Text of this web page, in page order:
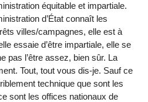
équitable et impartiale.
d’État connaît les
villes/campagnes, elle est à
essaie d’être impartiale, elle se
pas l’être assez, bien sûr. La
Tout, tout vous dis-je. Sauf ce
technique que sont les
sont les offices nationaux de